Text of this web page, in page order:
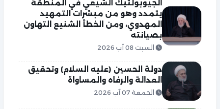
الجيوبولتيك الشيعي في المنطقة
يتمدد وهو من مبشرات التمهيد
المهدوي، ومن الخطأ الشنيع التهاون
بصيانته
السبت 08 آب 2026
دولة الحسين (عليه السلام) وتحقيق
العدالة والرفاه والمساواة
الجمعة 07 آب 2026